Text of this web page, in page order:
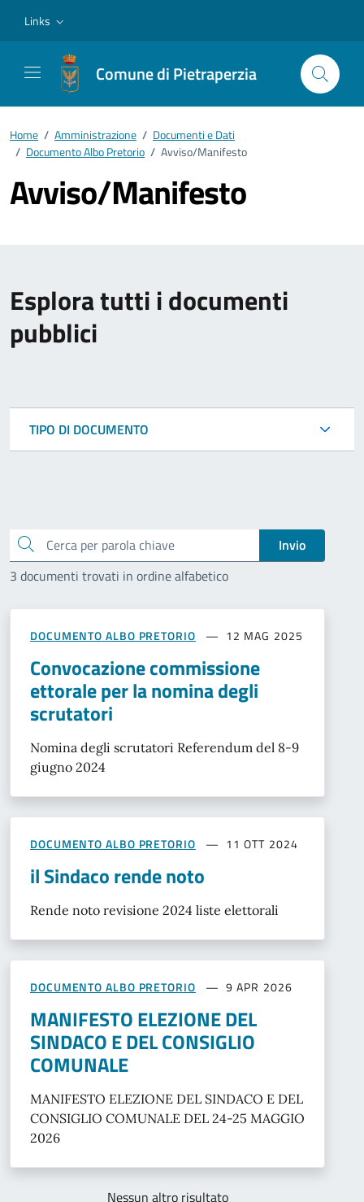
Links
Comune di Pietraperzia
Home / Amministrazione / Documenti e Dati
/ Documento Albo Pretorio / Avviso/Manifesto
Avviso/Manifesto
Esplora tutti i documenti
pubblici
Cerca
Invio
3 documenti trovati in ordine alfabetico
DOCUMENTO ALBO PRETORIO 12 MAG 2025
Convocazione commissione
ettorale per la nomina degli
scrutatori
Nomina degli scrutatori Referendum del 8-9
giugno 2024
DOCUMENTO ALBO PRETORIO 11 OTT 2024
il Sindaco rende noto
Rende noto revisione 2024 liste elettorali
DOCUMENTO ALBO PRETORIO 9 APR 2026
MANIFESTO ELEZIONE DEL
SINDACO E DEL CONSIGLIO
COMUNALE
MANIFESTO ELEZIONE DEL SINDACO E DEL
CONSIGLIO COMUNALE DEL 24-25 MAGGIO
2026
Nessun altro risultato
TIPO DI DOCUMENTO